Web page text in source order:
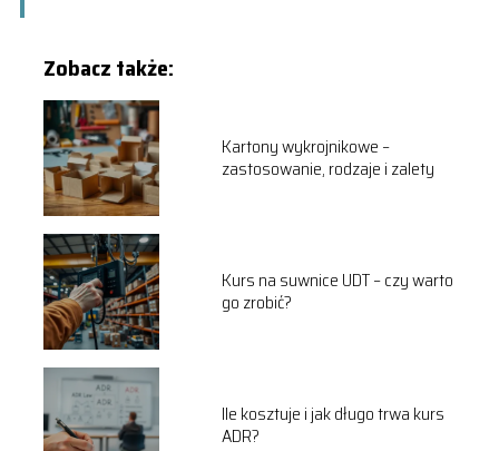
Zobacz także:
Kartony wykrojnikowe –
zastosowanie, rodzaje i zalety
Kurs na suwnice UDT – czy warto
go zrobić?
Ile kosztuje i jak długo trwa kurs
ADR?